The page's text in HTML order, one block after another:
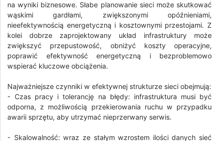
na wyniki biznesowe. Słabe planowanie sieci może skutkować
wąskimi gardłami, zwiększonymi opóźnieniami,
nieefektywnością energetyczną i kosztownymi przestojami. Z
kolei dobrze zaprojektowany układ infrastruktury może
zwiększyć przepustowość, obniżyć koszty operacyjne,
poprawić efektywność energetyczną i bezproblemowo
wspierać kluczowe obciążenia.
Najważniejsze czynniki w efektywnej strukturze sieci obejmują:
- Czas pracy i tolerancję na błędy: infrastruktura musi być
odporna, z możliwością przekierowania ruchu w przypadku
awarii sprzętu, aby utrzymać nieprzerwany serwis.
- Skalowalność: wraz ze stałym wzrostem ilości danych sieć